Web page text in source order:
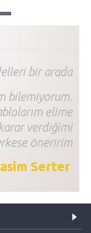
bir arada
bilemiyorum.
elime
verdiğimi
öneririm
Serter